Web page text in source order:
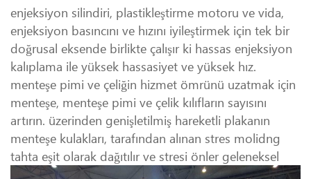
enjeksiyon silindiri, plastikleştirme motoru ve vida,
enjeksiyon basıncını ve hızını iyileştirmek için tek bir
doğrusal eksende birlikte çalışır ki hassas enjeksiyon
kalıplama ile yüksek hassasiyet ve yüksek hız.
menteşe pimi ve çeliğin hizmet ömrünü uzatmak için
menteşe, menteşe pimi ve çelik kılıfların sayısını
artırın. üzerinden genişletilmiş hareketli plakanın
menteşe kulakları, tarafından alınan stres molidng
tahta eşit olarak dağıtılır ve stresi önler geleneksel